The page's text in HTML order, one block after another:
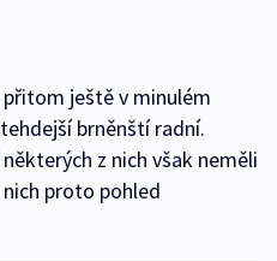
ještě v minulém
brněnští radní.
z nich však neměli
proto pohled